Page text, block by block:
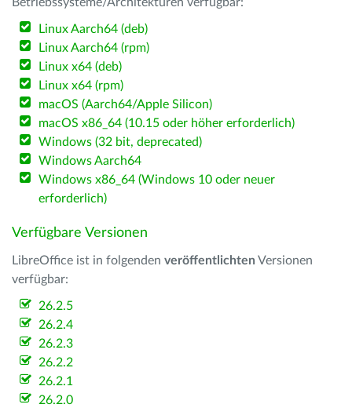
Linux Aarch64 (deb)
Linux Aarch64 (rpm)
Linux x64 (deb)
Linux x64 (rpm)
macOS (Aarch64/Apple Silicon)
macOS x86_64 (10.15 oder höher erforderlich)
Windows (32 bit, deprecated)
Windows Aarch64
Windows x86_64 (Windows 10 oder neuer
erforderlich)
Verfügbare Versionen
LibreOffice ist in folgenden veröffentlichten Versionen
verfügbar:
26.2.5
26.2.4
26.2.3
26.2.2
26.2.1
26.2.0